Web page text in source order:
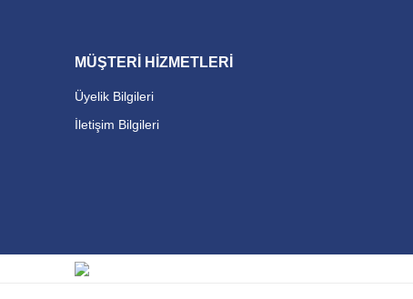
MÜŞTERİ HİZMETLERİ
Üyelik Bilgileri
İletişim Bilgileri